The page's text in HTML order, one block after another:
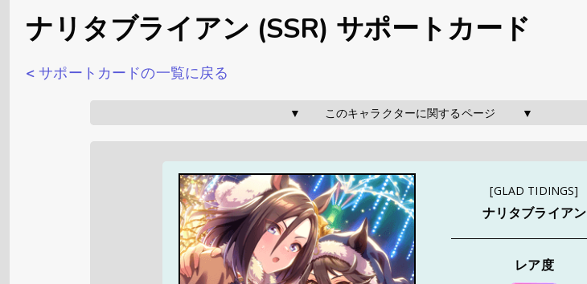
ナリタブライアン (SSR) サポートカード
< サポートカードの一覧に戻る
▼       このキャラクターに関するページ        ▼
[GLAD TIDINGS]
ナリタブライアン
レア度